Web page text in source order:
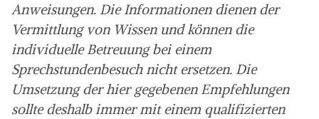
Anweisungen. Die Informationen dienen der
Vermittlung von Wissen und können die
individuelle Betreuung bei einem
Sprechstundenbesuch nicht ersetzen. Die
Umsetzung der hier gegebenen Empfehlungen
sollte deshalb immer mit einem qualifizierten